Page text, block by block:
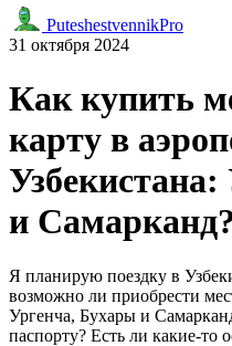
PuteshestvennikPro
31 октября 2024
Как купить
карту в
и Самарканд?
Я планирую поездку в
возможно ли приобрести
Ургенча, Бухары и
паспорту? Есть ли какие-то